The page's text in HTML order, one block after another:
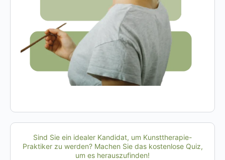
Sind Sie ein idealer Kandidat, um Kunsttherapie-
Praktiker zu werden? Machen Sie das kostenlose Quiz,
um es herauszufinden!